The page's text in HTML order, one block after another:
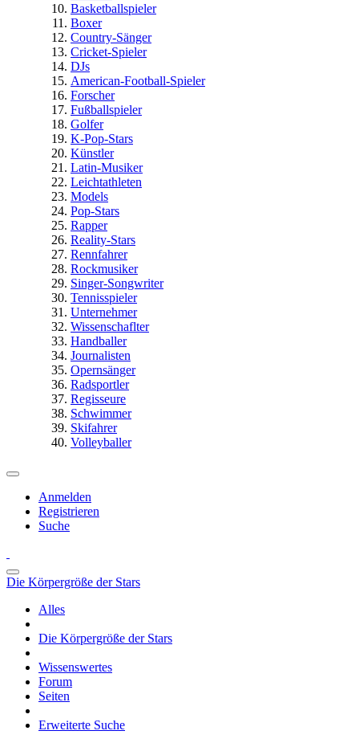
Basketballspieler
Boxer
Country-Sänger
Cricket-Spieler
DJs
American-Football-Spieler
Forscher
Fußballspieler
Golfer
K-Pop-Stars
Künstler
Latin-Musiker
Leichtathleten
Models
Pop-Stars
Rapper
Reality-Stars
Rennfahrer
Rockmusiker
Singer-Songwriter
Tennisspieler
Unternehmer
Wissenschaflter
Handballer
Journalisten
Opernsänger
Radsportler
Regisseure
Schwimmer
Skifahrer
Volleyballer
Anmelden
Registrieren
Suche
Die Körpergröße der Stars
Alles
Die Körpergröße der Stars
Wissenswertes
Forum
Seiten
Erweiterte Suche